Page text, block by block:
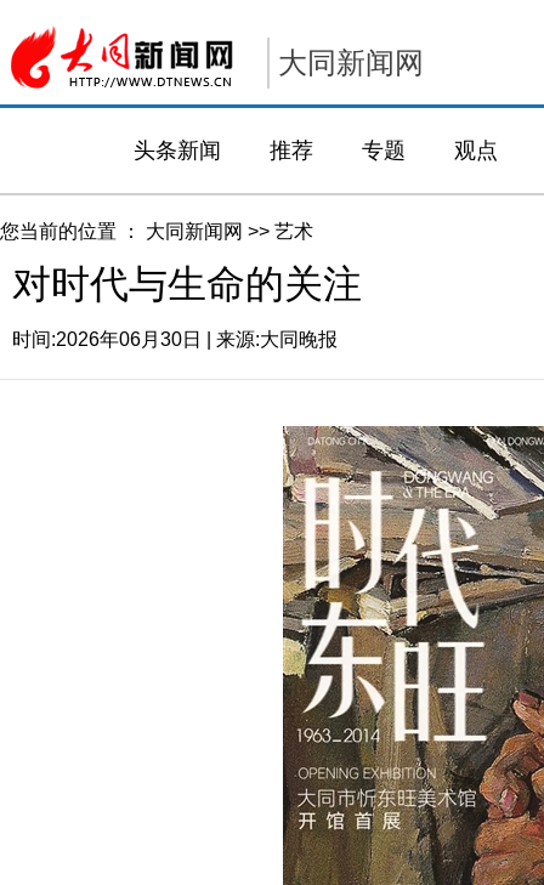
大同新闻网
头条新闻 推荐 专题 观点
您当前的位置 ： 大同新闻网 >> 艺术
对时代与生命的关注
时间:2026年06月30日 | 来源:大同晚报